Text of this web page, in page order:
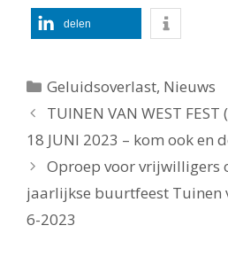
delen
Categorieën
Geluidsoverlast, Nieuws
TUINEN VAN WEST
18 JUNI 2023 – kom ook en
Oproep voor vrijwilligers
jaarlijkse buurtfeest Tuinen
6-2023